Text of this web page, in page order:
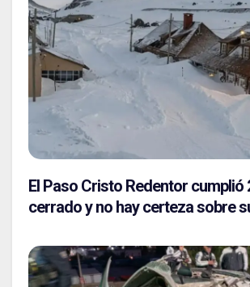
El Paso Cristo Redentor cumplió
cerrado y no hay certeza sobre